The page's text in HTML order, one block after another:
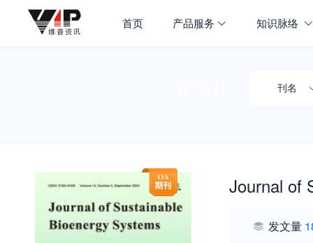
首页 产品服务 知识脉络
刊名
Journal of
发文量